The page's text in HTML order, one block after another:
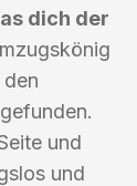
dich der
und
und